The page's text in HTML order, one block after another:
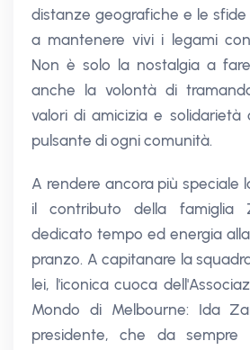
distanze geografiche e le
a mantenere vivi i legami
Non è solo la nostalgia a
anche la volontà di
valori di amicizia e solidarietà
pulsante di ogni comunità.
A rendere ancora più speciale
il contributo della famiglia
dedicato tempo ed energia
pranzo. A capitanare la
lei, l'iconica cuoca
Mondo di Melbourne: Ida
presidente, che da